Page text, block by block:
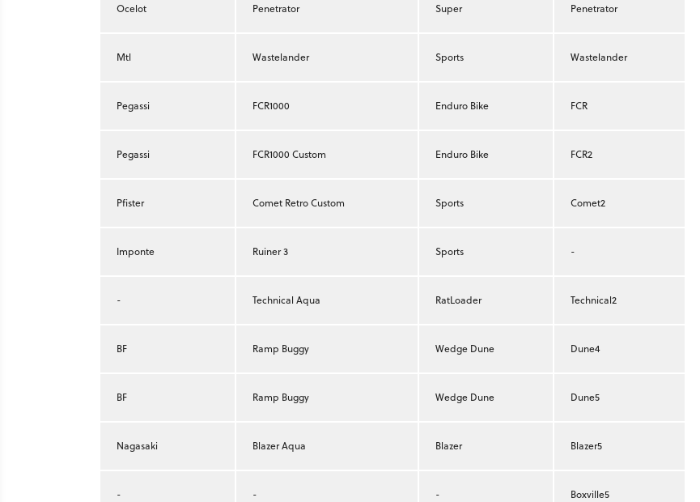
Ocelot Penetrator Super Penetrator
Mtl Wastelander Sports Wastelander
Pegassi FCR1000 Enduro Bike FCR
Pegassi FCR1000 Custom Enduro Bike FCR2
Pfister Comet Retro Custom Sports Comet2
Imponte Ruiner 3 Sports -
- Technical Aqua RatLoader Technical2
BF Ramp Buggy Wedge Dune Dune4
BF Ramp Buggy Wedge Dune Dune5
Nagasaki Blazer Aqua Blazer Blazer5
- - - Boxville5